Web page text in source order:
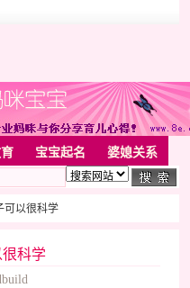
宝宝起名 婆媳关系
家居 亲子游戏
可以很科学
科学